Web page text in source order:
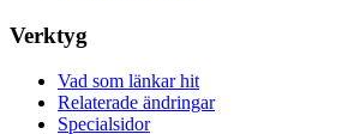
Verktyg
Vad som länkar hit
Relaterade ändringar
Specialsidor